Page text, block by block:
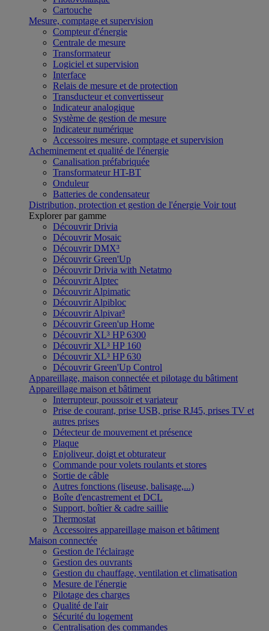
Cartouche
Mesure, comptage et supervision
Compteur d'énergie
Centrale de mesure
Transformateur
Logiciel et supervision
Interface
Relais de mesure et de protection
Transducteur et convertisseur
Indicateur analogique
Système de gestion de mesure
Indicateur numérique
Accessoires mesure, comptage et supervision
Acheminement et qualité de l'énergie
Canalisation préfabriquée
Transformateur HT-BT
Onduleur
Batteries de condensateur
Distribution, protection et gestion de l'énergie Voir tout
Explorer par gamme
Découvrir Drivia
Découvrir Mosaic
Découvrir DMX³
Découvrir Green'Up
Découvrir Drivia with Netatmo
Découvrir Alptec
Découvrir Alpimatic
Découvrir Alpibloc
Découvrir Alpivar³
Découvrir Green'up Home
Découvrir XL³ HP 6300
Découvrir XL³ HP 160
Découvrir XL³ HP 630
Découvrir Green'Up Control
Appareillage, maison connectée et pilotage du bâtiment
Appareillage maison et bâtiment
Interrupteur, poussoir et variateur
Prise de courant, prise USB, prise RJ45, prises TV et
autres prises
Détecteur de mouvement et présence
Plaque
Enjoliveur, doigt et obturateur
Commande pour volets roulants et stores
Sortie de câble
Autres fonctions (liseuse, balisage,...)
Boîte d'encastrement et DCL
Support, boîtier & cadre saillie
Thermostat
Accessoires appareillage maison et bâtiment
Maison connectée
Gestion de l'éclairage
Gestion des ouvrants
Gestion du chauffage, ventilation et climatisation
Mesure de l'énergie
Pilotage des charges
Qualité de l'air
Sécurité du logement
Centralisation des commandes